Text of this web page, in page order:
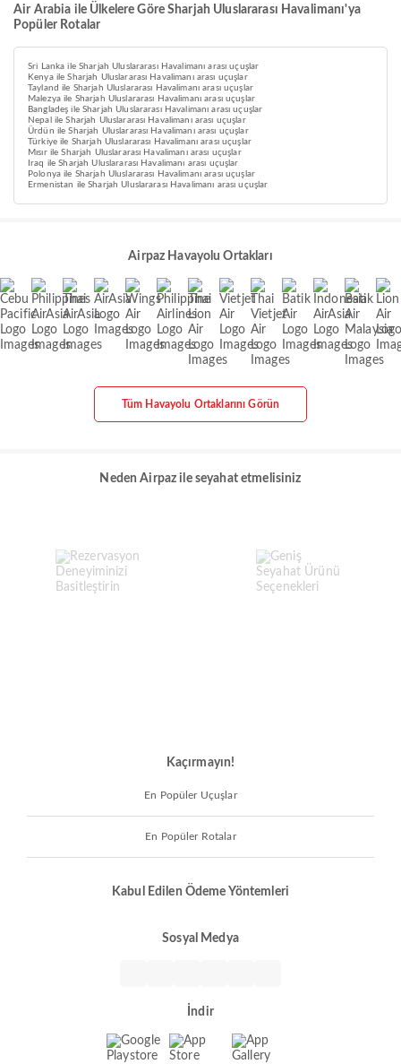
Air Arabia ile Ülkelere Göre Sharjah Uluslararası Havalimanı'ya
Popüler Rotalar
Sri Lanka ile Sharjah Uluslararası Havalimanı arası uçuşlar
Kenya ile Sharjah Uluslararası Havalimanı arası uçuşlar
Tayland ile Sharjah Uluslararası Havalimanı arası uçuşlar
Malezya ile Sharjah Uluslararası Havalimanı arası uçuşlar
Bangladeş ile Sharjah Uluslararası Havalimanı arası uçuşlar
Nepal ile Sharjah Uluslararası Havalimanı arası uçuşlar
Ürdün ile Sharjah Uluslararası Havalimanı arası uçuşlar
Türkiye ile Sharjah Uluslararası Havalimanı arası uçuşlar
Mısır ile Sharjah Uluslararası Havalimanı arası uçuşlar
Iraq ile Sharjah Uluslararası Havalimanı arası uçuşlar
Polonya ile Sharjah Uluslararası Havalimanı arası uçuşlar
Ermenistan ile Sharjah Uluslararası Havalimanı arası uçuşlar
Airpaz Havayolu Ortakları
Tüm Havayolu Ortaklarını Görün
Neden Airpaz ile seyahat etmelisiniz
Kaçırmayın!
En Popüler Uçuşlar
En Popüler Rotalar
Kabul Edilen Ödeme Yöntemleri
Sosyal Medya
İndir